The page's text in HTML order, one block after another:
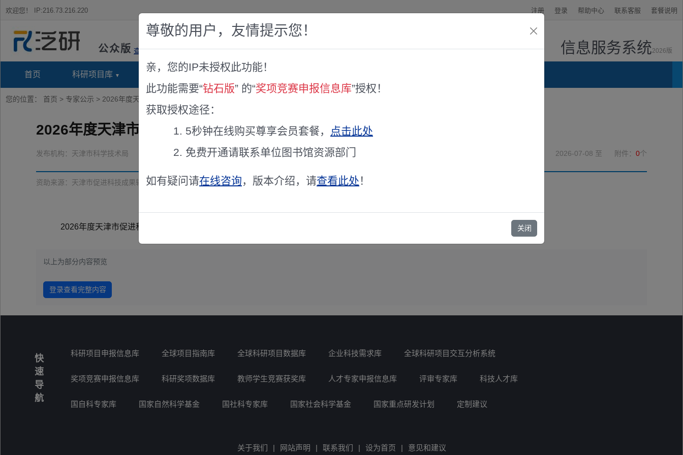
欢迎您！ IP:216.73.216.220 注册 登录 帮助中心 联系客服 套餐说明
公众版 查看说明 信息服务系统2026版
首页 科研项目库 项目指南库 奖项竞赛库
您的位置： 首页 > 专家公示 > 2026年度天津市促进科技成果转移转化项目评审专家名单
2026年度天津市促进科技成果转移转化项目评审专家名单
发布机构： 天津市科学技术局 2026-07-08 至 附件： 0个
资助来源： 天津市促进科技成果转移转化项目评审专家
2026年度天津市促进科技成果转移转化项目评审专家名单
以上为部分内容预览
登录查看完整内容
快
速
导
航
科研项目申报信息库 全球项目指南库 全球科研项目数据库 企业科技需求库 全球科研项目交互分析系统
奖项竞赛申报信息库 科研奖项数据库 教师学生竞赛获奖库 人才专家申报信息库 评审专家库 科技人才库
国自科专家库 国家自然科学基金 国社科专家库 国家社会科学基金 国家重点研发计划 定制建议
关于我们 | 网站声明 | 联系我们 | 设为首页 | 意见和建议
尊敬的用户，友情提示您！
亲，您的IP未授权此功能！
此功能需要“钻石版” 的“奖项竞赛申报信息库”授权！
获取授权途径：
5秒钟在线购买尊享会员套餐，
点击此处
免费开通请联系单位图书馆资源部门
如有疑问请在线咨询，版本介绍，请查看此处 ！
关闭